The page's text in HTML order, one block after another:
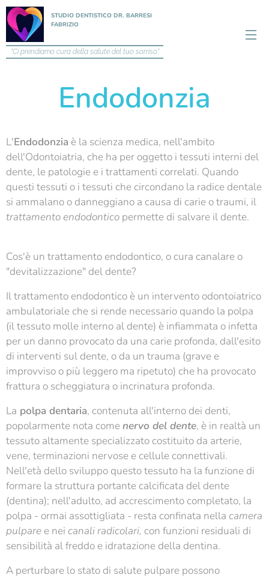
STUDIO DENTISTICO DR. BARRESI
FABRIZIO
"Ci prendiamo cura della salute del tuo sorriso"
Endodonzia
L'Endodonzia è la scienza medica, nell'ambito
dell'Odontoiatria, che ha per oggetto i tessuti interni del
dente, le patologie e i trattamenti correlati. Quando
questi tessuti o i tessuti che circondano la radice dentale
si ammalano o danneggiano a causa di carie o traumi, il
trattamento endodontico permette di salvare il dente.
Cos'è un trattamento endodontico, o cura canalare o
"devitalizzazione" del dente?
Il trattamento endodontico è un intervento odontoiatrico
ambulatoriale che si rende necessario quando la polpa
(il tessuto molle interno al dente) è infiammata o infetta
per un danno provocato da una carie profonda, dall'esito
di interventi sul dente, o da un trauma (grave e
improvviso o più leggero ma ripetuto) che ha provocato
frattura o scheggiatura o incrinatura profonda.
La polpa dentaria, contenuta all'interno dei denti,
popolarmente nota comenervo del dente, è in realtà un
tessuto altamente specializzato costituito da arterie,
vene, terminazioni nervose e cellule connettivali.
Nell'età dello sviluppo questo tessuto ha la funzione di
formare la struttura portante calcificata del dente
(dentina); nell'adulto, ad accrescimento completato, la
polpa - ormai assottigliata - resta confinata nella camera
pulpare e nei canali radicolari, con funzioni residuali di
sensibilità al freddo e idratazione della dentina.
A perturbare lo stato di salute pulpare possono